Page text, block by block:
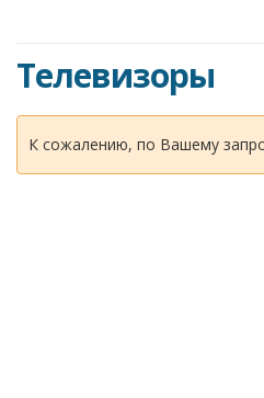
Телевизоры
К сожалению, по Вашему